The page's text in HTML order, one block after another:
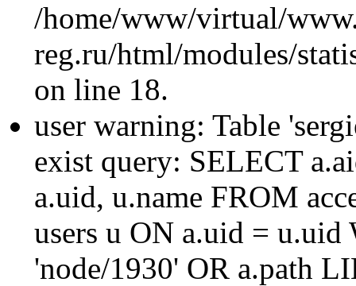
/home/www/virtual/
reg.ru/html/modules/
on line 18.
user warning: Table
exist query: SELECT
a.uid, u.name FROM
users u ON a.uid = u.uid
'node/1930' OR a.path